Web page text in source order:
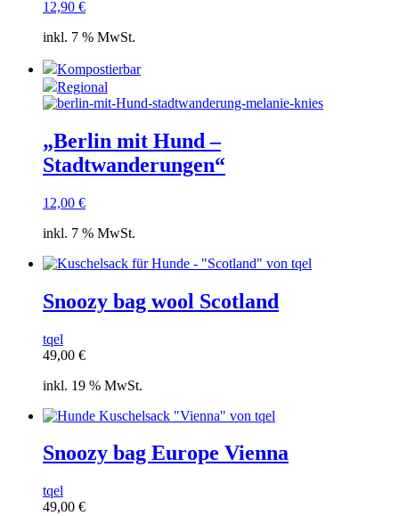
12,90 €
inkl. 7 % MwSt.
Kompostierbar
Regional
„Berlin mit Hund –
Stadtwanderungen“
12,00 €
inkl. 7 % MwSt.
Snoozy bag wool Scotland
tqel
49,00 €
inkl. 19 % MwSt.
Snoozy bag Europe Vienna
tqel
49,00 €